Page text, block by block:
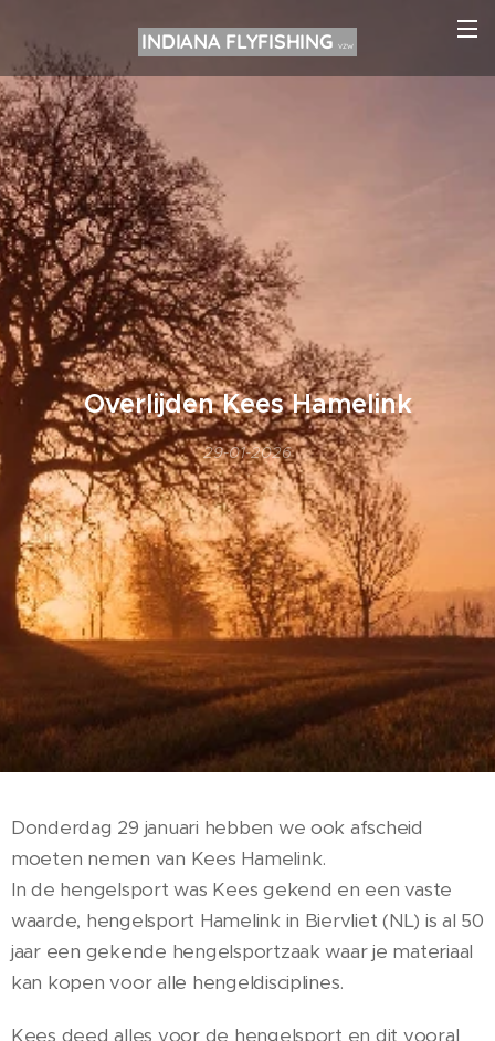
INDIANA FLYFISHINGVZW
Overlijden Kees Hamelink
29-01-2026
Donderdag 29 januari hebben we ook afscheid
moeten nemen van Kees Hamelink.
In de hengelsport was Kees gekend en een vaste
waarde, hengelsport Hamelink in Biervliet (NL) is al 50
jaar een gekende hengelsportzaak waar je materiaal
kan kopen voor alle hengeldisciplines.
Kees deed alles voor de hengelsport en dit vooral